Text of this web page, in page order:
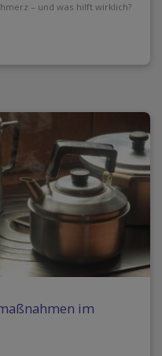
– und was hilft wirklich?
im